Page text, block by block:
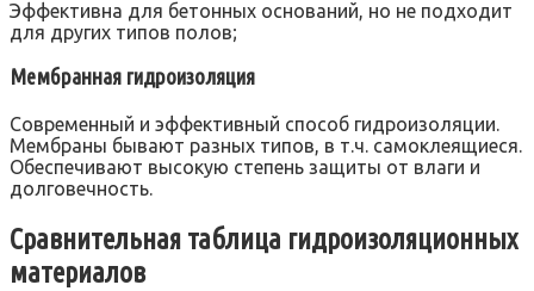
Эффективна для бетонных оснований, но не подходит
для других типов полов;
Мембранная гидроизоляция
Современный и эффективный способ гидроизоляции.
Мембраны бывают разных типов, в т.ч. самоклеящиеся.
Обеспечивают высокую степень защиты от влаги и
долговечность.
Сравнительная таблица гидроизоляционных
материалов